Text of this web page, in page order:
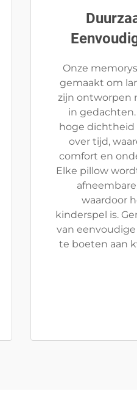
Onze
gemaakt om
zijn ontworpen
in
hoge
over tijd,
comfort en
Elke pillow
waardoor
kinderspel is.
van
te boeten aan